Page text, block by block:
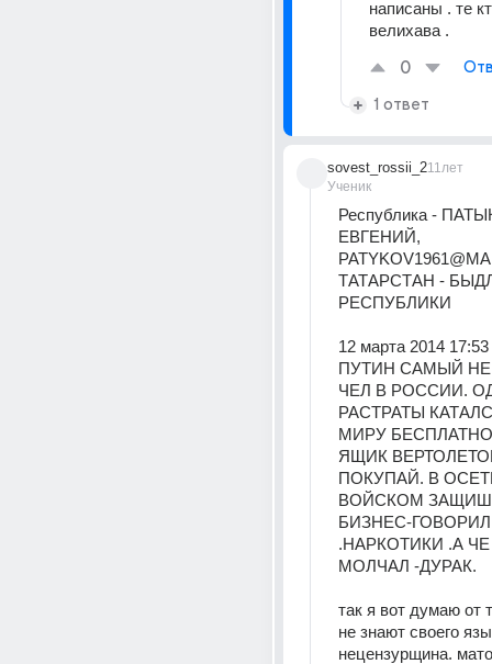
написаны . те
велихава .
0
1 ответ
sovest_rossii_2
Ученик
11лет
Республика -
ЕВГЕНИЙ,
ТАТАРСТАН -
РЕСПУБЛИКИ
12 марта 2014 17:53
ПУТИН САМЫЙ
ЧЕЛ В РОССИИ.
РАСТРАТЫ
МИРУ
ЯЩИК
ПОКУПАЙ. В
ВОЙСКОМ
БИЗНЕС-
.НАРКОТИКИ .А
МОЛЧАЛ -ДУРАК.
так я вот думаю от
не знают своего
нецензурщина.